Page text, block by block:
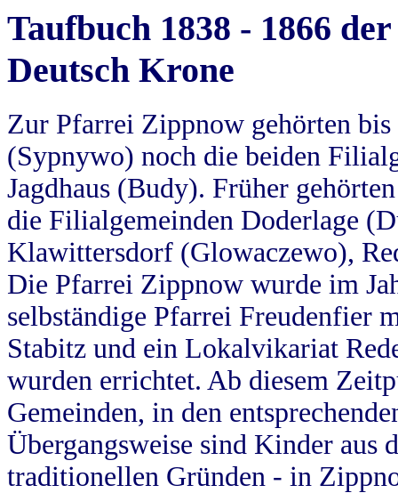
Taufbuch 1838 - 1866
Deutsch Krone
Zur Pfarrei Zippnow gehörten
(Sypnywo) noch die beiden
Jagdhaus (Budy). Früher
die Filialgemeinden Doderlage
Klawittersdorf (Glowaczewo),
Die Pfarrei Zippnow wurde im
selbständige Pfarrei Freudenfier
Stabitz und ein Lokalvikariat
wurden errichtet. Ab diesem
Gemeinden, in den
Übergangsweise sind Kinder aus
traditionellen Gründen - in